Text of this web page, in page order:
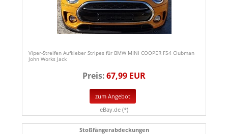
Viper-Streifen Aufkleber Stripes für BMW MINI COOPER F54 Clubman
John Works Jack
Preis:67,99 EUR
zum Angebot
eBay.de (*)
Stoßfängerabdeckungen